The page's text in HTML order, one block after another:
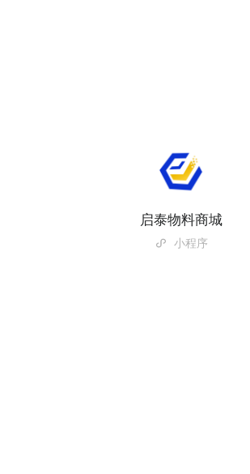
启泰物料商城
小程序